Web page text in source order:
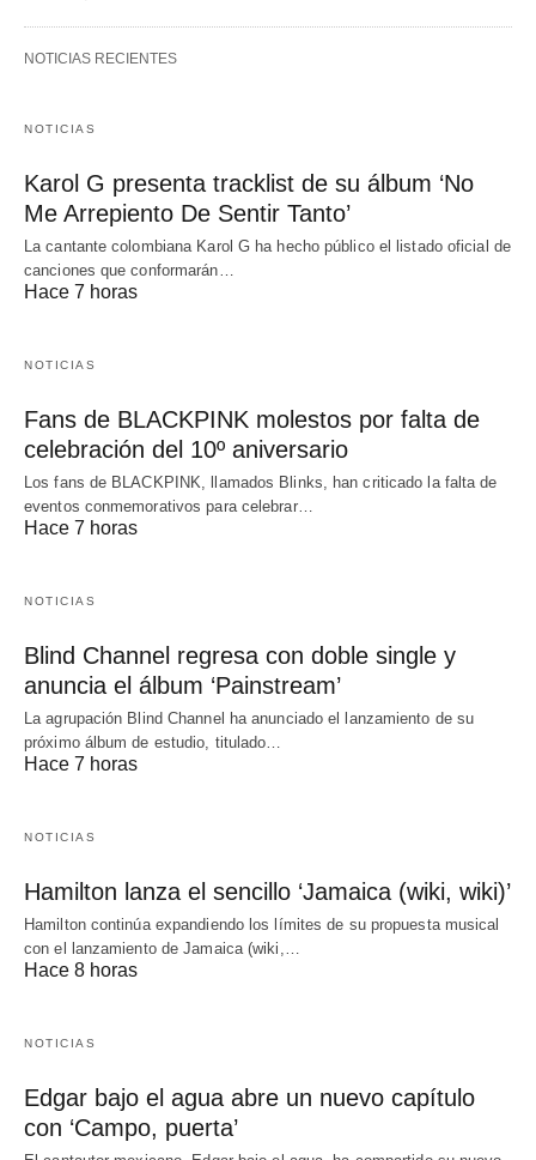
NOTICIAS RECIENTES
NOTICIAS
Karol G presenta tracklist de su álbum ‘No
Me Arrepiento De Sentir Tanto’
La cantante colombiana Karol G ha hecho público el listado oficial de
canciones que conformarán…
Hace 7 horas
NOTICIAS
Fans de BLACKPINK molestos por falta de
celebración del 10º aniversario
Los fans de BLACKPINK, llamados Blinks, han criticado la falta de
eventos conmemorativos para celebrar…
Hace 7 horas
NOTICIAS
Blind Channel regresa con doble single y
anuncia el álbum ‘Painstream’
La agrupación Blind Channel ha anunciado el lanzamiento de su
próximo álbum de estudio, titulado…
Hace 7 horas
NOTICIAS
Hamilton lanza el sencillo ‘Jamaica (wiki, wiki)’
Hamilton continúa expandiendo los límites de su propuesta musical
con el lanzamiento de Jamaica (wiki,…
Hace 8 horas
NOTICIAS
Edgar bajo el agua abre un nuevo capítulo
con ‘Campo, puerta’